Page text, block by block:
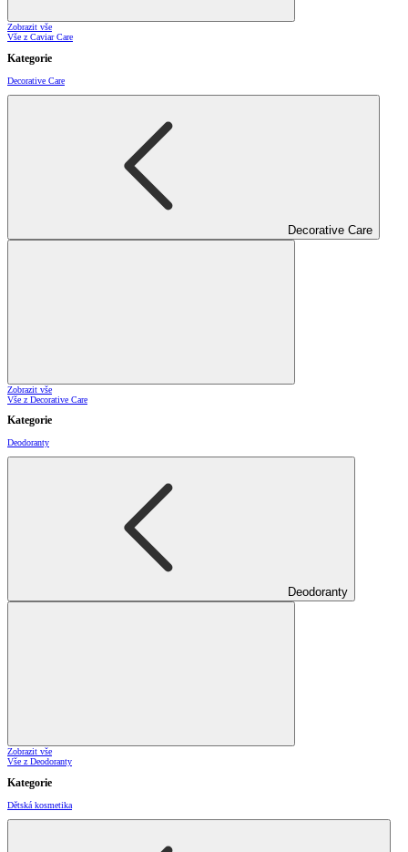
Zobrazit vše
Vše z Caviar Care
Kategorie
Decorative Care
Decorative Care
Zobrazit vše
Vše z Decorative Care
Kategorie
Deodoranty
Deodoranty
Zobrazit vše
Vše z Deodoranty
Kategorie
Dětská kosmetika